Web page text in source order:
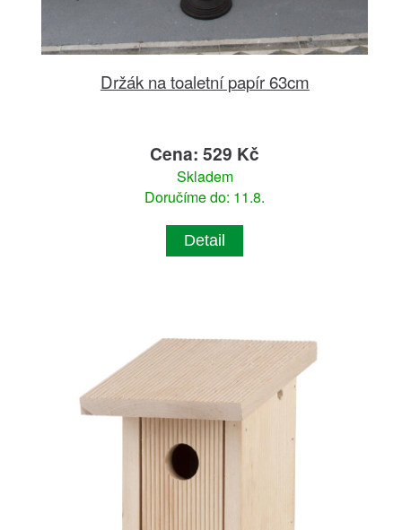
Držák na toaletní papír 63cm
Cena: 529 Kč
Skladem
Doručíme do: 11.8.
Detail